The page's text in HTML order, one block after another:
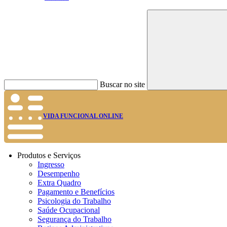
Buscar no site
VIDA FUNCIONAL ONLINE
Produtos e Serviços
Ingresso
Desempenho
Extra Quadro
Pagamento e Benefícios
Psicologia do Trabalho
Saúde Ocupacional
Segurança do Trabalho